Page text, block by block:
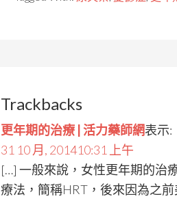
Trackbacks
更年期的治療 | 活力藥師網表示:
31 10 月, 201410:31 上午
[…] 一般來說，女性更年期的治
療法，簡稱HRT，後來因為之